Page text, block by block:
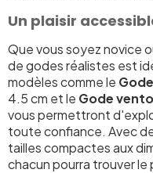
Un plaisir
Que vous soyez novice
de godes réalistes est
modèles comme le
4.5 cm et le Gode
vous permettront
toute confiance. Avec
tailles compactes aux
chacun pourra trouver le